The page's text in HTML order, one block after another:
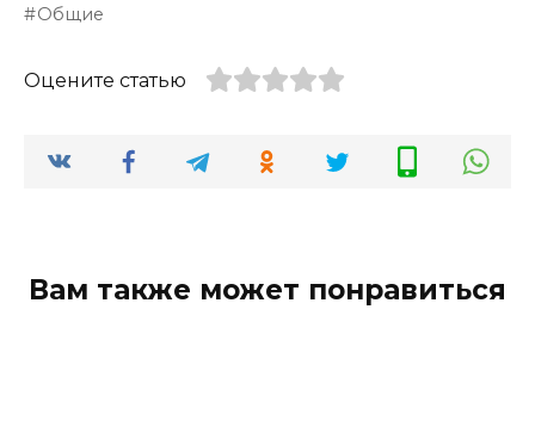
Общие
Оцените статью
Вам также может понравиться